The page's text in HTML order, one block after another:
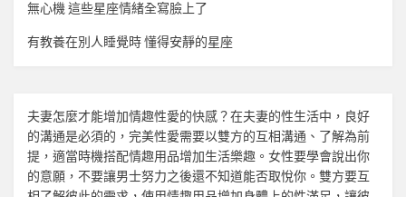
無心機 這些星座情緒全寫臉上了
有教養在別人睡覺時 懂得安靜的星座
夫妻怎麼才能增加情趣性愛的快感？在夫妻的性生活中，良好
的溝通是必須的，完美性愛需要以雙方的互相溝通、了解為前
提，適當時機搭配情趣用品增加生活樂趣。女性要學會說出你
的意願，不要讓男士努力之後還不知道能否取悅你。雙方要互